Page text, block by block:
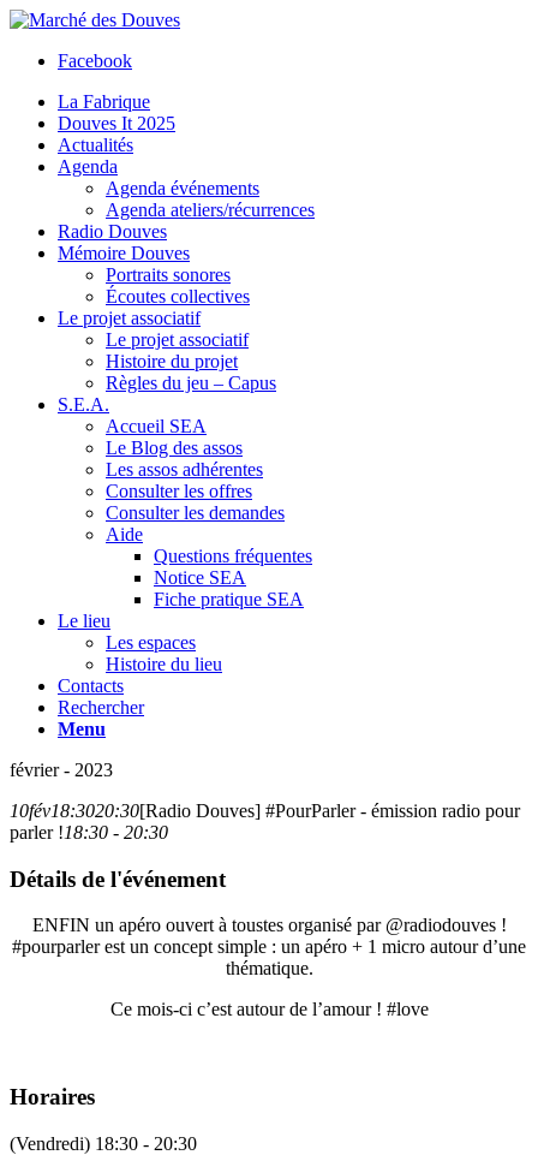
Facebook
La Fabrique
Douves It 2025
Actualités
Agenda
Agenda événements
Agenda ateliers/récurrences
Radio Douves
Mémoire Douves
Portraits sonores
Écoutes collectives
Le projet associatif
Le projet associatif
Histoire du projet
Règles du jeu – Capus
S.E.A.
Accueil SEA
Le Blog des assos
Les assos adhérentes
Consulter les offres
Consulter les demandes
Aide
Questions fréquentes
Notice SEA
Fiche pratique SEA
Le lieu
Les espaces
Histoire du lieu
Contacts
Rechercher
Menu
février - 2023
10fév18:3020:30[Radio Douves] #PourParler - émission radio pour
parler !18:30 - 20:30
Détails de l'événement
ENFIN un apéro ouvert à toustes organisé par @radiodouves !
#pourparler est un concept simple : un apéro + 1 micro autour d’une
thématique.
Ce mois-ci c’est autour de l’amour ! #love
Horaires
(Vendredi) 18:30 - 20:30